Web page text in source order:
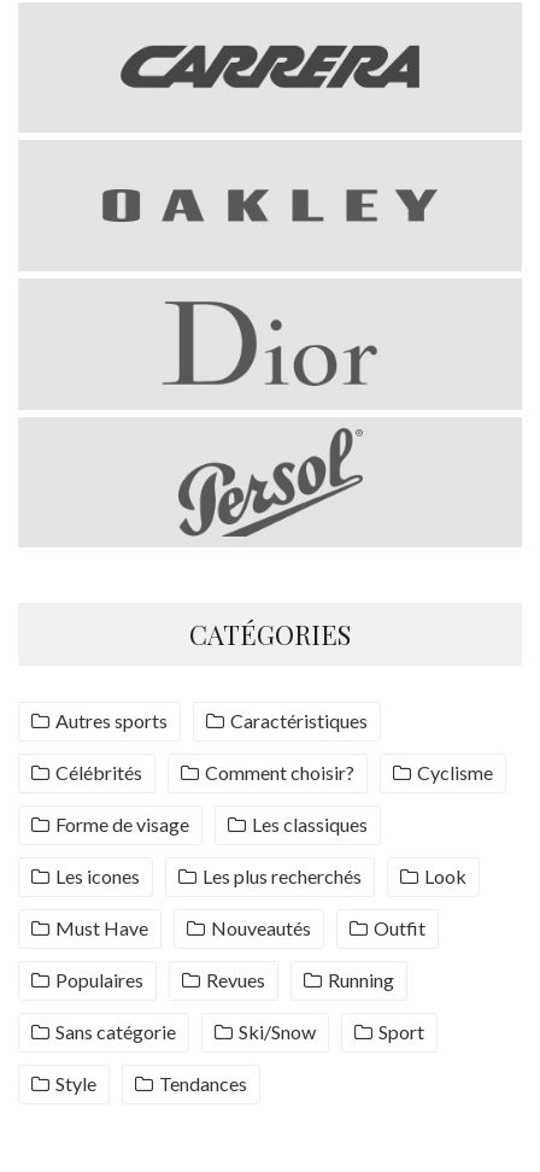
CATÉGORIES
Autres sports Caractéristiques
Célébrités Comment choisir? Cyclisme
Forme de visage Les classiques
Les icones Les plus recherchés Look
Must Have Nouveautés Outfit
Populaires Revues Running
Sans catégorie Ski/Snow Sport
Style Tendances